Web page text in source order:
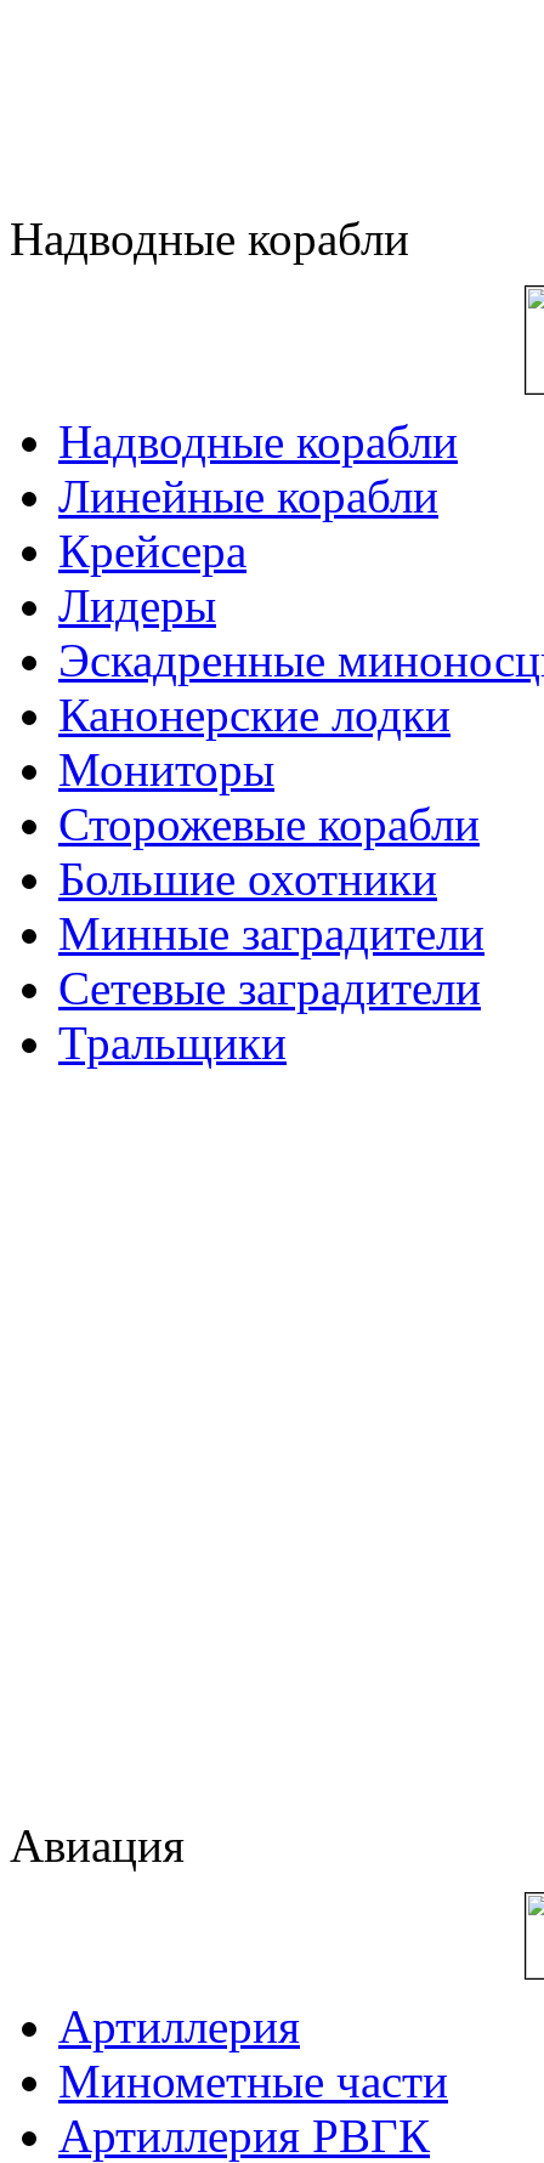
Надводные корабли
Надводные корабли
Линейные корабли
Крейсера
Лидеры
Эскадренные
Канонерские лодки
Мониторы
Сторожевые корабли
Большие охотники
Минные заградители
Сетевые заградители
Тральщики
Авиация
Артиллерия
Минометные части
Артиллерия РВГК